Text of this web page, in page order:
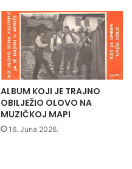
ALBUM KOJI JE TRAJNO
OBILJEŽIO OLOVO NA
MUZIČKOJ MAPI
16. Juna 2026.